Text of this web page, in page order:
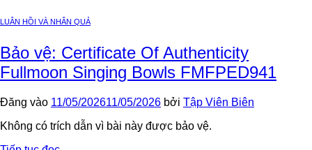
LUÂN HỒI VÀ NHÂN QUẢ
Bảo vệ: Certificate Of Authenticity
Fullmoon Singing Bowls FMFPED941
Đăng vào 11/05/202611/05/2026 bởi Tập Viên Biên
Không có trích dẫn vì bài này được bảo vệ.